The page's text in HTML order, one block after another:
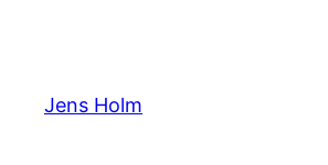
Jens Holm